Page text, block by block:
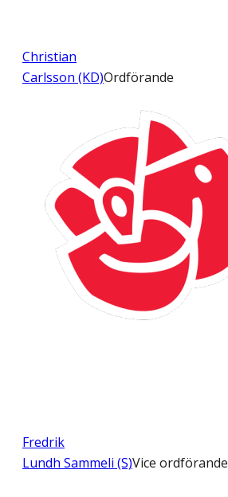
Christian
Carlsson (KD)Ordförande
Fredrik
Lundh Sammeli (S)Vice ordförande